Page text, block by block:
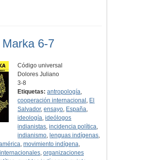
6-7
Código universal
Dolores Juliano
3-8
Etiquetas: antropología,
cooperación internacional , El
Salvador,ensayo, España,
ideología,ideólogos
indianistas,incidencia política,
indianismo, lenguas indígenas,
, movimiento indígena,
, organizaciones